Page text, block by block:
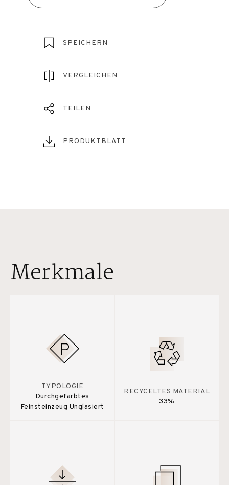
SPEICHERN
VERGLEICHEN
TEILEN
PRODUKTBLATT
Merkmale
TYPOLOGIE
Durchgefärbtes
Feinsteinzeug Unglasiert
RECYCELTES MATERIAL
33%